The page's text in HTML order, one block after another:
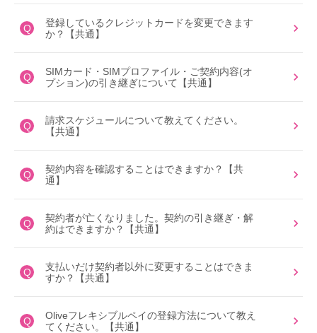
Q
登録しているクレジットカードを変更できます
か？【共通】
Q
SIMカード・SIMプロファイル・ご契約内容(オ
プション)の引き継ぎについて【共通】
Q
請求スケジュールについて教えてください。
【共通】
Q
契約内容を確認することはできますか？【共
通】
Q
契約者が亡くなりました。契約の引き継ぎ・解
約はできますか？【共通】
Q
支払いだけ契約者以外に変更することはできま
すか？【共通】
Q
Oliveフレキシブルペイの登録方法について教え
てください。【共通】